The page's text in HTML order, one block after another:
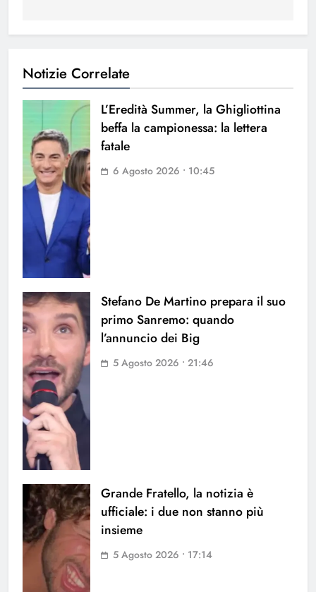
Notizie Correlate
L’Eredità Summer, la Ghigliottina
beffa la campionessa: la lettera
fatale
6 Agosto 2026 • 10:45
Stefano De Martino prepara il suo
primo Sanremo: quando
l’annuncio dei Big
5 Agosto 2026 • 21:46
Grande Fratello, la notizia è
ufficiale: i due non stanno più
insieme
5 Agosto 2026 • 17:14